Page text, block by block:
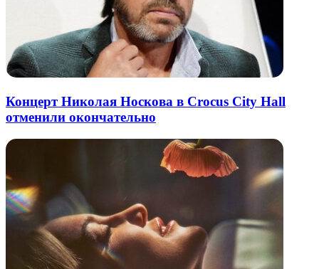
Концерт Николая Носкова в Crocus City Hall
отменили окончательно